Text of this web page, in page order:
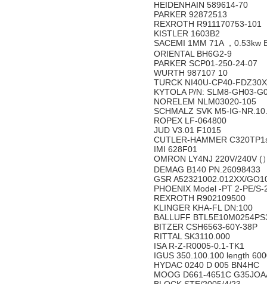
HEIDENHAIN 589614-70
PARKER 92872513
REXROTH R911170753-101
KISTLER 1603B2
SACEMI 1MM 71A ，0.53kw
ORIENTAL BH6G2-9
PARKER SCP01-250-24-07
WURTH 987107 10
TURCK NI40U-CP40-
KYTOLA P/N: SLM8-GH03-
NORELEM NLM03020-105
SCHMALZ SVK M5-IG-
ROPEX LF-064800
JUD V3.01 F1015
CUTLER-HAMMER
IMI 628F01
OMRON LY4NJ 220V/240V (
DEMAG B140 PN.26098433
GSR A52321002.012XX/
PHOENIX Model -PT 2-PE/
REXROTH R902109500
KLINGER KHA-FL DN:100
BALLUFF
BITZER CSH6563-60Y-38P
RITTAL SK3110.000
ISA R-Z-R0005-0.1-TK1
IGUS 350.100.100 length
HYDAC 0240 D 005 BN4HC
MOOG D661-4651C